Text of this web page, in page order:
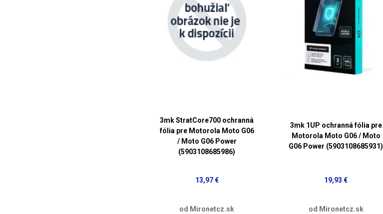
3mk StratCore700 ochranná
fólia pre Motorola Moto G06
/ Moto G06 Power
(5903108685986)
13,97 €
od Mironetcz.sk
3mk 1UP ochranná fólia pre
Motorola Moto G06 / Moto
G06 Power (5903108685931)
19,93 €
od Mironetcz.sk